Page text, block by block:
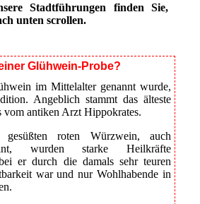
Stadtführungen finden Sie,
unten scrollen.
Glühwein-Probe?
im Mittelalter genannt wurde,
Angeblich stammt das älteste
vom antiken Arzt Hippokrates.
roten Würzwein, auch
wurden starke Heilkräfte
er durch die damals sehr teuren
war und nur Wohlhabende in